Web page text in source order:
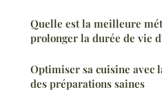
Quelle est la meilleure
prolonger la durée de vie
Optimiser sa cuisine avec
des préparations saines